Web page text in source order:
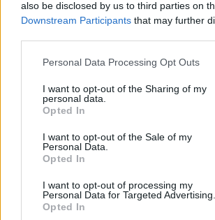
also be disclosed by us to third parties on
Downstream Participants that may further
Personal Data Processing Opt Outs
I want to opt-out of the Sharing of my
personal data.
Opted In
I want to opt-out of the Sale of my
Personal Data.
Opted In
I want to opt-out of processing my
Personal Data for Targeted Advertising.
Opted In
εστίασης έμειναν χωρίς ρεύμα
μέσα στον Αύγουστο – Ο Στρατής
απαξιωτικές απαντήσεις και ένα
ατελείωτο παιχνίδι ευθυνών
Η Αντισσα έγινε μια μεγάλη
χορευτική αγκαλιά
Χορευτικό Τμήμα του
Χριστιανικού Κέντρου Νεότητος
αντάμωσαν σε μια ξεχωριστή